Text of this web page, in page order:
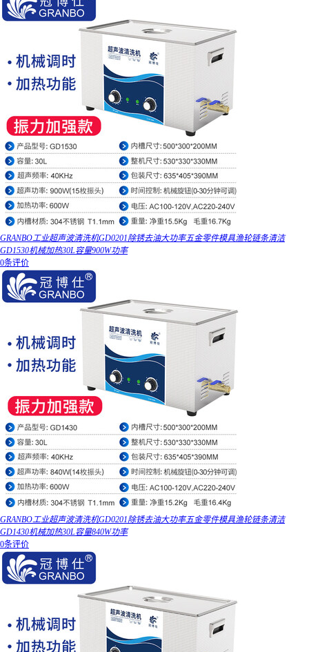
GRANBO工业超声波清洗机GD0201除锈去油大功率五金零件模具渔轮链条清洁
GD1530机械加热30L容量900W功率
0条评价
GRANBO工业超声波清洗机GD0201除锈去油大功率五金零件模具渔轮链条清洁
GD1430机械加热30L容量840W功率
0条评价